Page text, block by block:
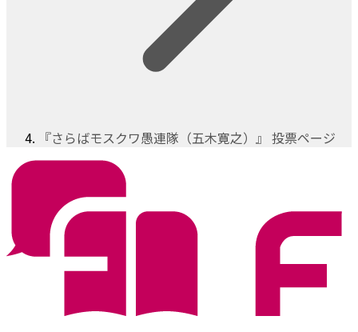
『さらばモスクワ愚連隊（五木寛之）』 投票ページ